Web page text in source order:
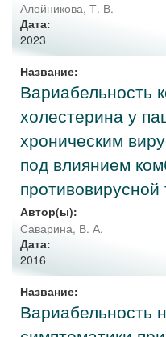
Алейникова, Т. В.
Дата:
2023
Название:
Вариабельность
холестерина у
хроническим
под влиянием
противовирусной
Автор(ы):
Саварина, В. А.
Дата:
2016
Название:
Вариабельность